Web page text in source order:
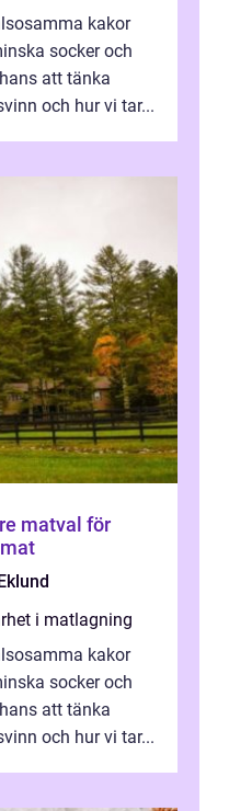
kakor
socker och
att tänka
och hur vi tar...
i matlagning
kakor
socker och
att tänka
och hur vi tar...